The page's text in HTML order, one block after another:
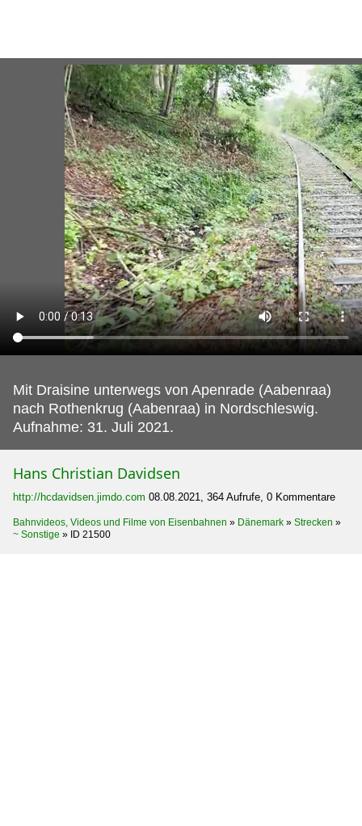
Mit Draisine unterwegs von Apenrade (Aabenraa)
nach Rothenkrug (Aabenraa) in Nordschleswig.
Aufnahme: 31. Juli 2021.
Hans Christian Davidsen
http://hcdavidsen.jimdo.com 08.08.2021, 364 Aufrufe, 0 Kommentare
Bahnvideos, Videos und Filme von Eisenbahnen » Dänemark » Strecken »
~ Sonstige » ID 21500